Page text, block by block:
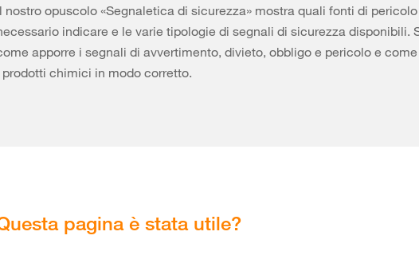
nostro opuscolo «Segnaletica di sicurezza» mostra quali fonti di pericolo
indicare e le varie tipologie di segnali di sicurezza disponibili.
apporre i segnali di avvertimento, divieto, obbligo e pericolo e
prodotti chimici in modo corretto.
pagina è stata utile?